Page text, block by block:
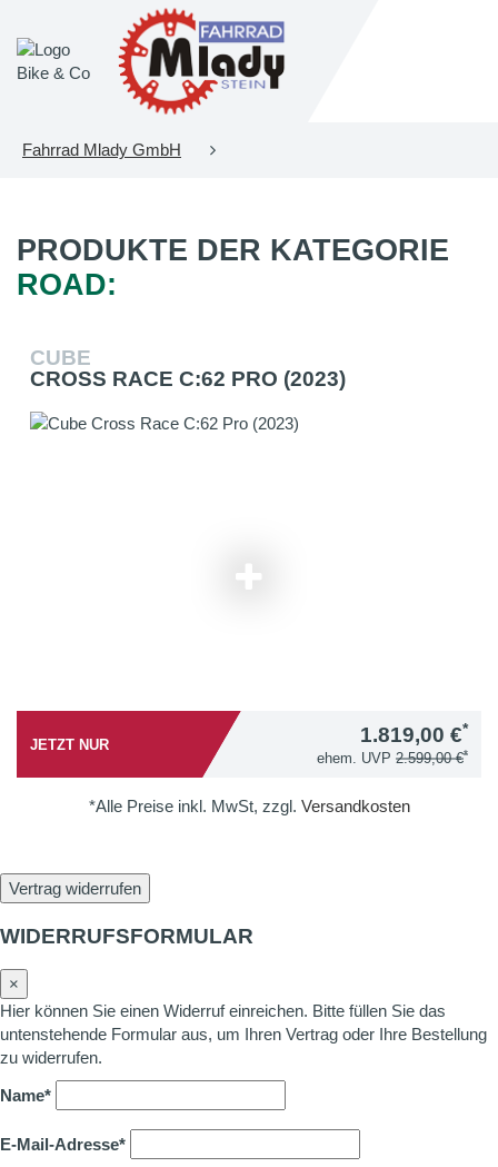
Fahrrad Mlady GmbH
PRODUKTE DER KATEGORIE
ROAD:
CUBE
CROSS RACE C:62 PRO (2023)
JETZT NUR 1.819,00 €*
ehem. UVP 2.599,00 €*
*Alle Preise inkl. MwSt, zzgl. Versandkosten
Vertrag widerrufen
WIDERRUFSFORMULAR
×
Hier können Sie einen Widerruf einreichen. Bitte füllen Sie das
untenstehende Formular aus, um Ihren Vertrag oder Ihre Bestellung
zu widerrufen.
Name*
E-Mail-Adresse*